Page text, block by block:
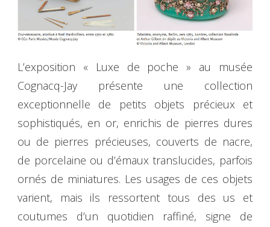
L’exposition « Luxe de poche » au musée
Cognacq-Jay présente une collection
exceptionnelle de petits objets précieux et
sophistiqués, en or, enrichis de pierres dures
ou de pierres précieuses, couverts de nacre,
de porcelaine ou d’émaux translucides, parfois
ornés de miniatures. Les usages de ces objets
varient, mais ils ressortent tous des us et
coutumes d’un quotidien raffiné, signe de